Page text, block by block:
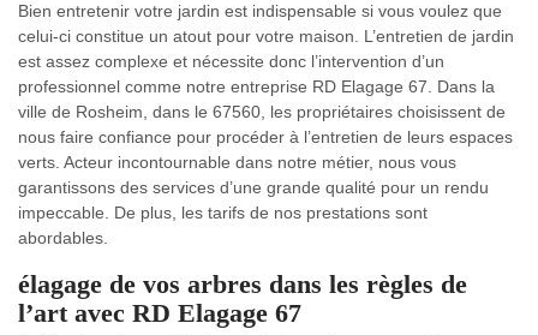
Bien entretenir votre jardin est indispensable si vous voulez que
celui-ci constitue un atout pour votre maison. L’entretien de jardin
est assez complexe et nécessite donc l’intervention d’un
professionnel comme notre entreprise RD Elagage 67. Dans la
ville de Rosheim, dans le 67560, les propriétaires choisissent de
nous faire confiance pour procéder à l’entretien de leurs espaces
verts. Acteur incontournable dans notre métier, nous vous
garantissons des services d’une grande qualité pour un rendu
impeccable. De plus, les tarifs de nos prestations sont
abordables.
élagage de vos arbres dans les règles de
l’art avec RD Elagage 67